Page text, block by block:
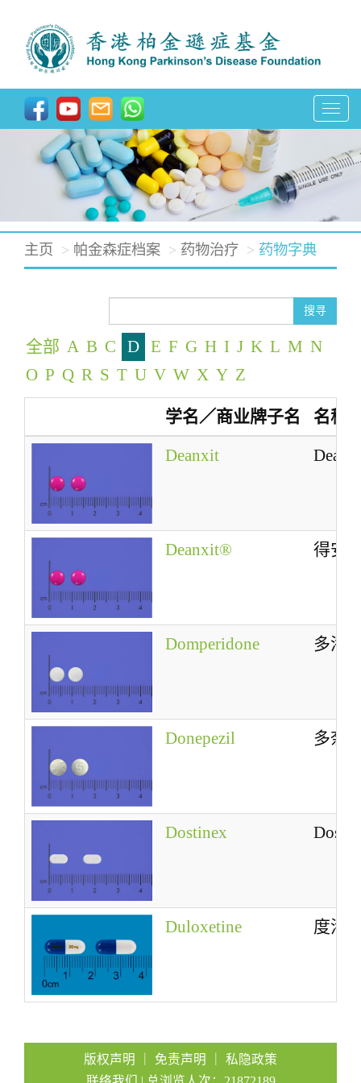
T
g
l
e
t
i
o
主页 帕金森症档案 药物治疗 药物字典
搜寻
全部 A B C D E F G H I J K L M N
O P Q R S T U V W X Y Z
学名／商业牌子名
名称
Deanxit
Deanxit® 得安
Domperidone 多潘
Donepezil 多奈
Dostinex
Duloxetine 度洛
版权声明 免责声明
私隐政策